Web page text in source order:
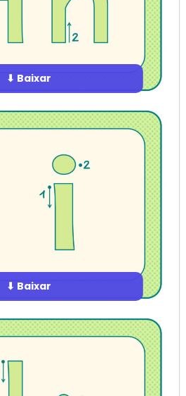
⬇ Baixar
⬇ Baixar